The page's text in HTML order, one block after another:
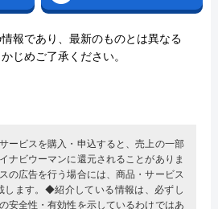
報であり、最新のものとは異なる
じめご了承ください。
ービスを購入・申込すると、売上の一部
ナビウーマンに還元されることがありま
の広告を行う場合には、商品・サービス
します。◆紹介している情報は、必ずし
安全性・有効性を示しているわけではあ